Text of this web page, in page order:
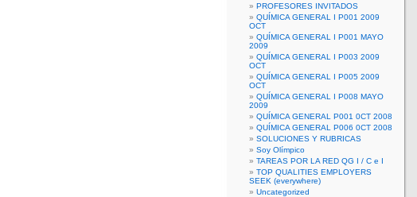
PROFESORES INVITADOS
QUÍMICA GENERAL I P001 2009
OCT
QUÍMICA GENERAL I P001 MAYO
2009
QUÍMICA GENERAL I P003 2009
OCT
QUÍMICA GENERAL I P005 2009
OCT
QUÍMICA GENERAL I P008 MAYO
2009
QUÍMICA GENERAL P001 0CT 2008
QUÍMICA GENERAL P006 0CT 2008
SOLUCIONES Y RUBRICAS
Soy Olímpico
TAREAS POR LA RED QG I / C e I
TOP QUALITIES EMPLOYERS
SEEK (everywhere)
Uncategorized